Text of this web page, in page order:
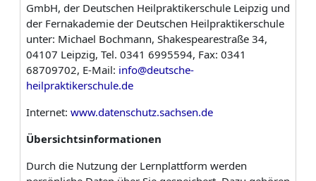
GmbH, der Deutschen Heilpraktikerschule Leipzig und
der Fernakademie der Deutschen Heilpraktikerschule
unter: Michael Bochmann, Shakespearestraße 34,
04107 Leipzig, Tel. 0341 6995594, Fax: 0341
68709702, E-Mail: info@deutsche-
heilpraktikerschule.de
Internet: www.datenschutz.sachsen.de
Übersichtsinformationen
Durch die Nutzung der Lernplattform werden